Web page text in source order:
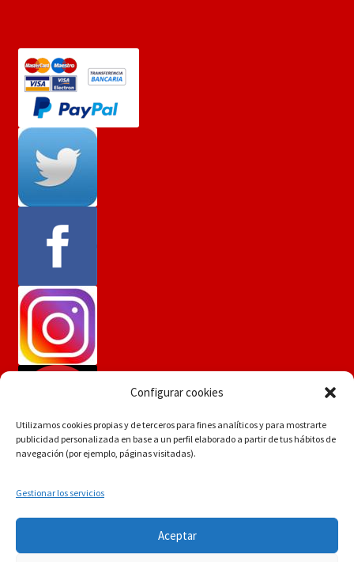
Configurar cookies
Utilizamos cookies propias y de terceros para fines analíticos y para mostrarte
publicidad personalizada en base a un perfil elaborado a partir de tus hábitos de
navegación (por ejemplo, páginas visitadas).
Gestionar los servicios
Aceptar
Si tiene dudas consúltenos a
info.martinflores@gmail.com , mensaje de whatsapp
POLÍTICA DE PRIVACIDAD
Construido con